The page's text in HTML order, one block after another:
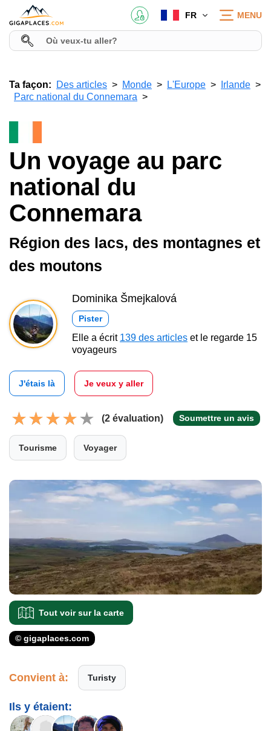
FR MENU
Ta façon: Des articles Monde L'Europe
Irlande
Parc national du Connemara
Un voyage au parc
national du
Connemara
Région des lacs, des montagnes et
des moutons
Dominika Šmejkalová
Pister
Elle a écrit 139 des articles et le regarde 15
voyageurs
J'étais là Je veux y aller
(2 évaluation) Soumettre un avis
Tourisme Voyager
Tout voir sur la carte
© gigaplaces.com
Convient à: Turisty
Ils y étaient: